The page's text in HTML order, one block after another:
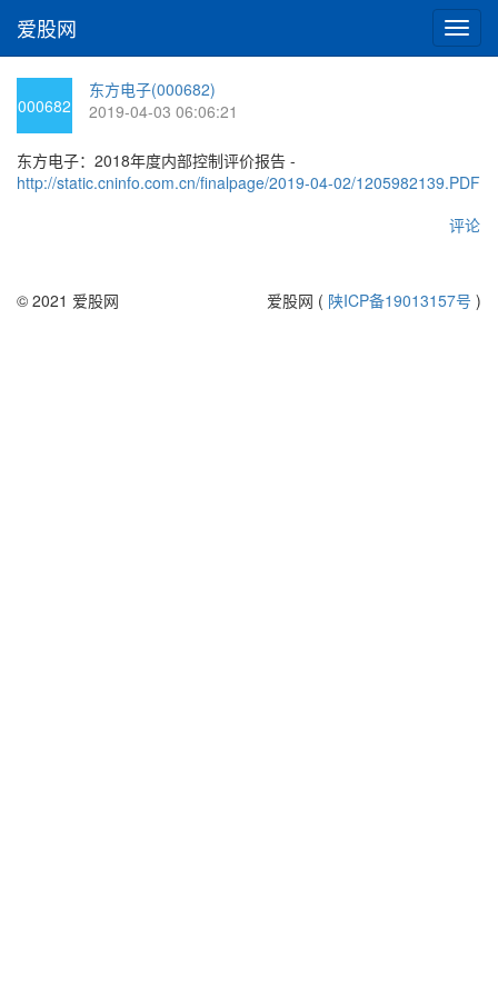
切
换
爱股网
000682
东方电子(000682)
2019-04-03 06:06:21
东方电子：2018年度内部控制评价报告 -
http://static.cninfo.com.cn/finalpage/2019-04-02/1205982139.PDF
评论
© 2021 爱股网 爱股网 ( 陕ICP备19013157号 )